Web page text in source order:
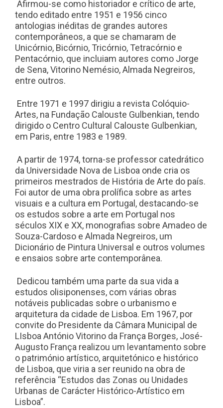
Afirmou-se como historiador e crítico de arte,
tendo editado entre 1951 e 1956 cinco
antologias inéditas de grandes autores
contemporâneos, a que se chamaram de
Unicórnio, Bicórnio, Tricórnio, Tetracórnio e
Pentacórnio, que incluiam autores como Jorge
de Sena, Vitorino Nemésio, Almada Negreiros,
entre outros.
Entre 1971 e 1997 dirigiu a revista Colóquio-
Artes, na Fundação Calouste Gulbenkian, tendo
dirigido o Centro Cultural Calouste Gulbenkian,
em Paris, entre 1983 e 1989.
A partir de 1974, torna-se professor catedrático
da Universidade Nova de Lisboa onde cria os
primeiros mestrados de História de Arte do país.
Foi autor de uma obra prolífica sobre as artes
visuais e a cultura em Portugal, destacando-se
os estudos sobre a arte em Portugal nos
séculos XIX e XX, monografias sobre Amadeo de
Souza-Cardoso e Almada Negreiros, um
Dicionário de Pintura Universal e outros volumes
e ensaios sobre arte contemporânea.
Dedicou também uma parte da sua vida a
estudos olisiponenses, com várias obras
notáveis publicadas sobre o urbanismo e
arquitetura da cidade de Lisboa. Em 1967, por
convite do Presidente da Câmara Municipal de
LIsboa António Vitorino da França Borges, José-
Augusto França realizou um levantamento sobre
o património artístico, arquitetónico e histórico
de Lisboa, que viria a ser reunido na obra de
referência “Estudos das Zonas ou Unidades
Urbanas de Carácter Histórico-Artístico em
Lisboa”.